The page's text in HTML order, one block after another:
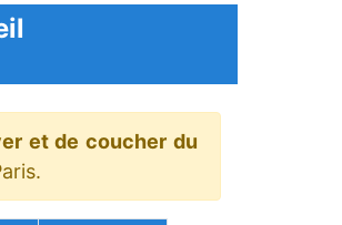
et de coucher du